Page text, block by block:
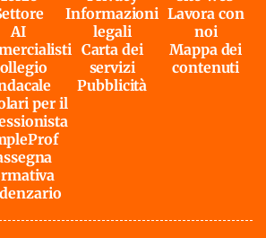
AI
per il
Informazioni
legali
Carta dei
servizi
Pubblicità
Lavora con
noi
Mappa dei
contenuti